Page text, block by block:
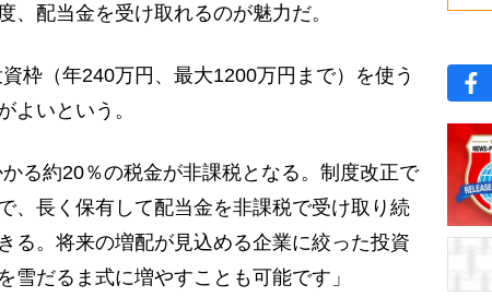
、配当金を受け取れるのが魅力だ。
枠（年240万円、最大1200万円まで）を使う
よいという。
る約20％の税金が非課税となる。制度改正で
、長く保有して配当金を非課税で受け取り続
る。将来の増配が見込める企業に絞った投資
雪だるま式に増やすことも可能です」